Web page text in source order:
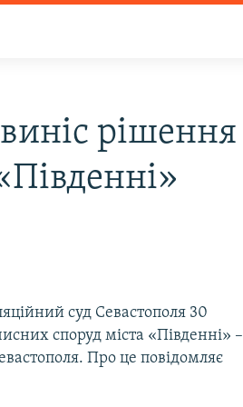
рішення
суд Севастополя 30
споруд міста «Південні» –
Про це повідомляє